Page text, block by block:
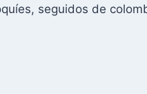
seguidos de